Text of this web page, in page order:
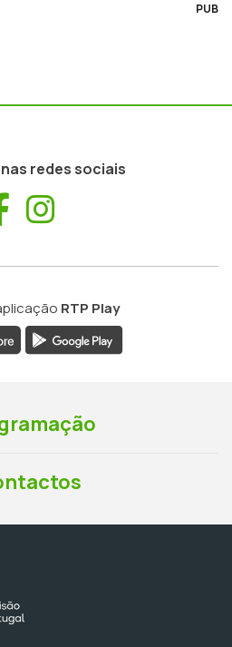
PUB
redes sociais
Facebook
RTP Play